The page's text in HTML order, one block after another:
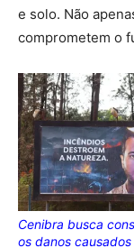
e solo. Não
comprometem o
Cenibra busca
os danos